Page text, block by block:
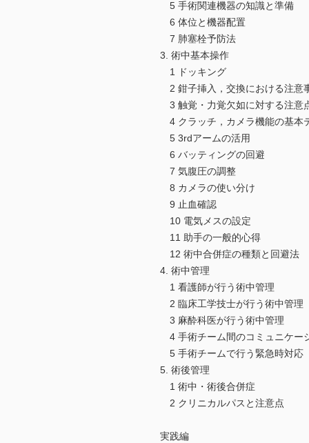
5 手術関連機器の知識と準備
6 体位と機器配置
7 肺塞栓予防法
3. 術中基本操作
1 ドッキング
2 鉗子挿入，交換における注意
3 触覚・力覚欠如に対する注意
4 クラッチ，カメラ機能の基本
5 3rdアームの活用
6 バッティングの回避
7 気腹圧の調整
8 カメラの使い分け
9 止血確認
10 電気メスの設定
11 助手の一般的心得
12 術中合併症の種類と回避法
4. 術中管理
1 看護師が行う術中管理
2 臨床工学技士が行う術中管理
3 麻酔科医が行う術中管理
4 手術チーム間のコミュニケー
5 手術チームで行う緊急時対応
5. 術後管理
1 術中・術後合併症
2 クリニカルパスと注意点
実践編